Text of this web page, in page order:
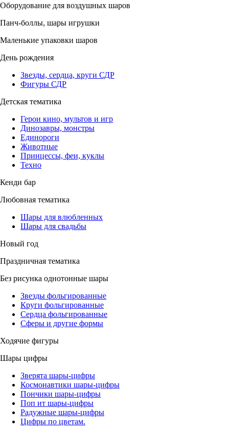
Оборудование для воздушных шаров
Панч-боллы, шары игрушки
Маленькие упаковки шаров
День рождения
Звезды, сердца, круги СДР
Фигуры СДР
Детская тематика
Герои кино, мультов и игр
Динозавры, монстры
Единороги
Животные
Принцессы, феи, куклы
Техно
Кенди бар
Любовная тематика
Шары для влюбленных
Шары для свадьбы
Новый год
Праздничная тематика
Без рисунка однотонные шары
Звезды фольгированные
Круги фольгированные
Сердца фольгированные
Сферы и другие формы
Ходячие фигуры
Шары цифры
Зверята шары-цифры
Космонавтики шары-цифры
Пончики шары-цифры
Поп ит шары-цифры
Радужные шары-цифры
Цифры по цветам.